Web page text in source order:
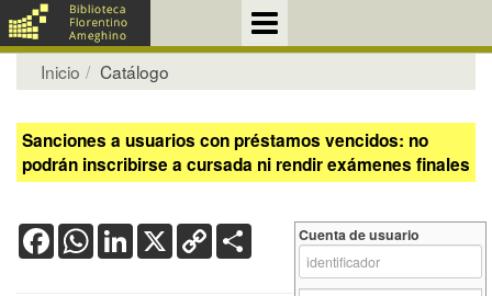
Inicio Catálogo
Sanciones a usuarios con préstamos vencidos: no
podrán inscribirse a cursada ni rendir exámenes finales
FacebookWhatsApp
LinkedIn
X Copy
Link
Cuenta de usuario